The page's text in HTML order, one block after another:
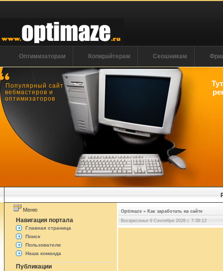
Оптимизаторам Копирайтерам Сеошникам
Популярный сайт
вебмастеров и
оптимизаторов
Меню
Навигация портала
Главная страница
Поиск
Пользователи
Наша команда
Публикации
Optimaze » Как заработать на сайте
Воскресенье 9 Сентября 2026 г. 7:38:13